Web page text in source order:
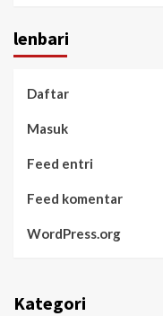
lenbari
Daftar
Masuk
Feed entri
Feed komentar
WordPress.org
Kategori